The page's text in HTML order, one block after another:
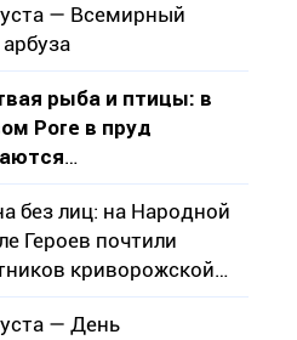
— Всемирный
рыба и птицы: в
Роге в пруд
стоки
без лиц: на Народной
Героев почтили
криворожской
ОУН
— День